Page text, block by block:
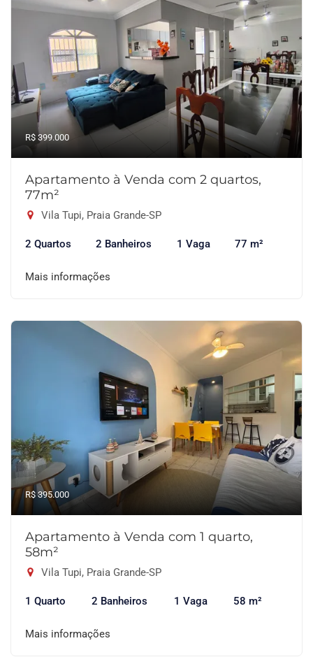
R$ 399.000
Apartamento à Venda com 2 quartos,
77m²
Vila Tupi, Praia Grande-SP
2 Quartos 2 Banheiros 1 Vaga 77 m²
Mais informações
R$ 395.000
Apartamento à Venda com 1 quarto,
58m²
Vila Tupi, Praia Grande-SP
1 Quarto 2 Banheiros 1 Vaga 58 m²
Mais informações